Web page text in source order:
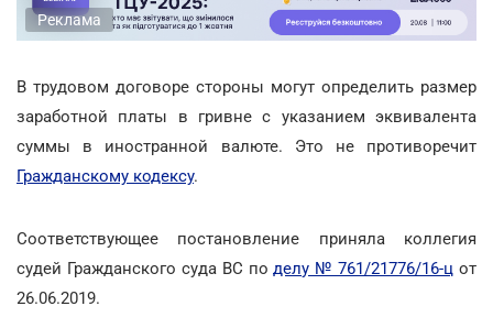
Реклама
В трудовом договоре стороны могут определить размер
заработной платы в гривне с указанием эквивалента
суммы в иностранной валюте. Это не противоречит
Гражданскому кодексу.
Соответствующее постановление приняла коллегия
судей Гражданского суда ВС поделу № 761/21776/16-ц от
26.06.2019.